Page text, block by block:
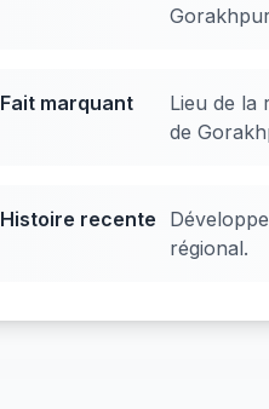
Fait marquant
Lieu de la
de
Histoire recente
régional.